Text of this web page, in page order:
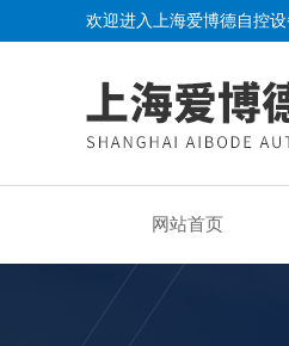
欢迎进入上海爱博德自控设
网站首页